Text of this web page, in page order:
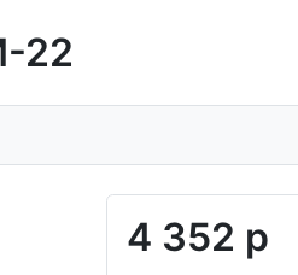
22
4 352 р